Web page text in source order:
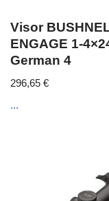
Visor
ENGAGE 1-
German 4
296,65 €
...